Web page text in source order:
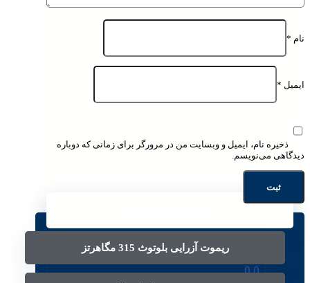
نام *
ایمیل *
ذخیره نام، ایمیل و وبسایت من در مرورگر برای زمانی که دوباره
دیدگاهی می‌نویسم.
ریموت آزرایی بلوتوث 315 مگاهرتز
0.0